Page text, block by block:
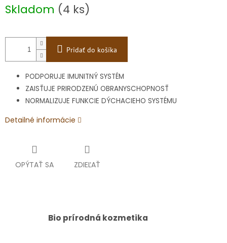
cena:
Skladom (4 ks)
Pridať do košíka
PODPORUJE IMUNITNÝ SYSTÉM
ZAISŤUJE PRIRODZENÚ OBRANYSCHOPNOSŤ
NORMALIZUJE FUNKCIE DÝCHACIEHO SYSTÉMU
Detailné informácie
OPÝTAŤ SA ZDIEĽAŤ
Bio prírodná kozmetika